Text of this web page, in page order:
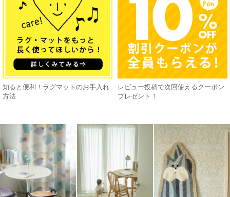
知ると便利！ラグマットのお手入れ
方法
レビュー投稿で次回使えるクーポン
プレゼント！